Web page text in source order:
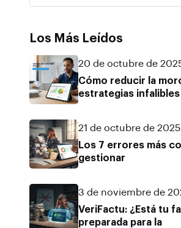
Los Más Leídos
20 de octubre de
Cómo reducir la
estrategias infalibles
21 de octubre de 2025
Los 7 errores más
gestionar
3 de noviembre de
VeriFactu: ¿Está tu
preparada para la